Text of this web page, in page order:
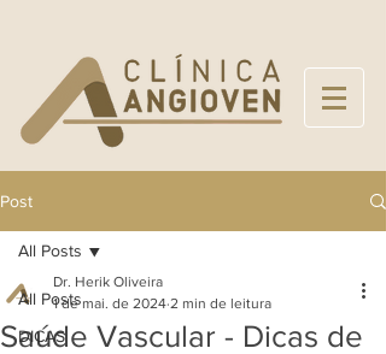
Post
All Posts
DICAS
All Posts
Saúde Vascular - Dicas de
Dr. Herik Oliveira
1 de mai. de 2024 2 min de leitura